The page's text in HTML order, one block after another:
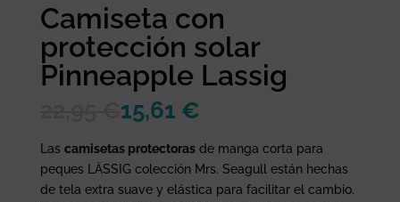
Camiseta con
protección solar
Pinneapple Lassig
15,61 €
Las camisetas protectorasde manga corta para
peques LÄSSIG colección Mrs. Seagull están hechas
de tela extra suave y elástica para facilitar el cambio.